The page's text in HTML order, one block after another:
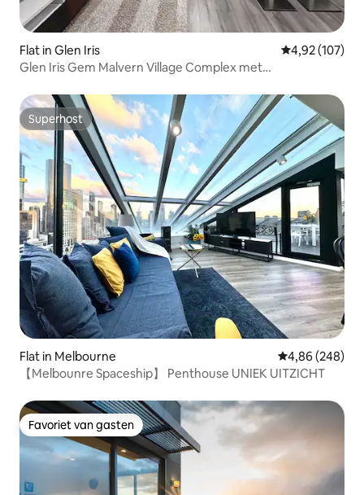
Flat in Glen Iris Gemiddelde
4,92 (107)
Glen Iris Gem Malvern Village Complex met
Superhost
Superhost
Flat in Melbourne Gemiddelde
4,86 (248)
【Melbounre Spaceship】 Penthouse UNIEK UITZICHT
Favoriet van gasten
Favoriet van gasten